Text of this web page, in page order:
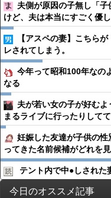
夫側が原因の子無し「
けど、夫は本当にすごく優
【アスペの妻】こちら
レされてしまう。
今年って昭和100年なの
なる
夫が若い女の子が好む
まるライブに行ったりして
妊娠した友達が子供の
ってきた名前候補がどれを
テント内で中●︎しされた
今日のオススメ記事